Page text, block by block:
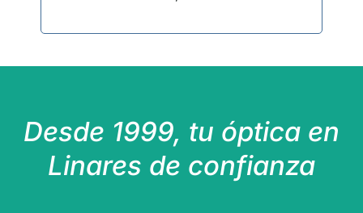
Desde 1999, tu óptica en
Linares de confianza